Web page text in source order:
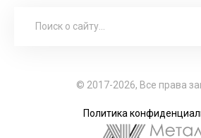
© 2017-2026, Все права
Политика